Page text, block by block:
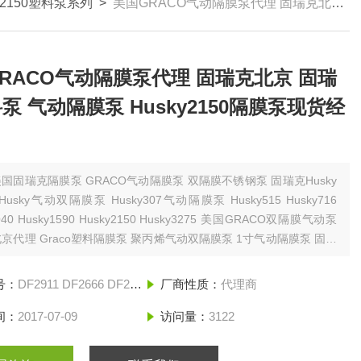
塑料泵系列 > 美国GRACO气动隔膜泵代理 固瑞克北京 固瑞克塑料泵 气动隔膜泵 Husky2150隔膜泵现货经销
气动隔膜泵代理 固瑞克北京 固瑞
气动隔膜泵 Husky2150隔膜泵现货经
国固瑞克隔膜泵 GRACO气动隔膜泵 双隔膜不锈钢泵 固瑞克Husky
气动双隔膜泵 Husky307气动隔膜泵 Husky515 Husky716
Husky1590 Husky2150 Husky3275 美国GRACO双隔膜气动泵
代理 Graco塑料隔膜泵 聚丙烯气动双隔膜泵 1寸气动隔膜泵 固瑞
DF2911 DF2666 DF29GG 厂商性质： 代理商
2017-07-09 访问量： 3122